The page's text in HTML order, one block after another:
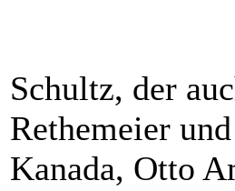
Schultz, der
Rethemeier
Kanada, Otto